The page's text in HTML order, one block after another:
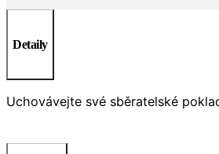
Detaily
Uchovávejte své sběratelské